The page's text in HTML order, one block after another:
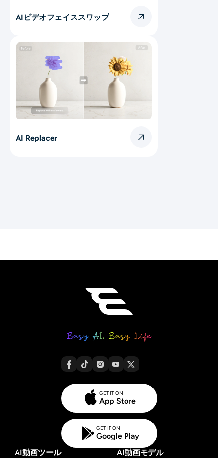
AIビデオフェイススワップ
AI Replacer
GET IT ON
App Store
GET IT ON
Google Play
AI動画ツール
AI動画モデル